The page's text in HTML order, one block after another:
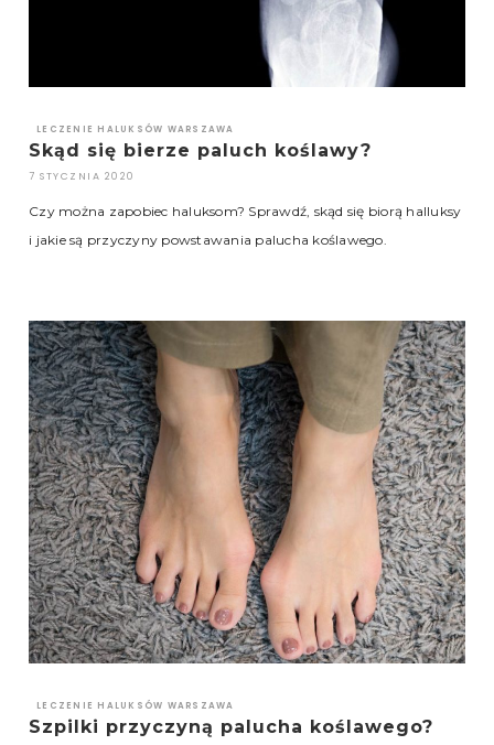
LECZENIE HALUKSÓW WARSZAWA
Skąd się bierze paluch koślawy?
7 STYCZNIA 2020
Czy można zapobiec haluksom? Sprawdź, skąd się biorą halluksy
i jakie są przyczyny powstawania palucha koślawego.
LECZENIE HALUKSÓW WARSZAWA
Szpilki przyczyną palucha koślawego?